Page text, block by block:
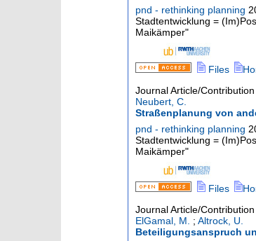
pnd - rethinking planning
Stadtentwicklung =
Maikämper"
Files
Journal Article/
Neubert, C.
Straßenplanung von
pnd - rethinking planning
Stadtentwicklung =
Maikämper"
Files
Journal Article/
ElGamal, M.
; Altrock, U.
Beteiligungsanspruch